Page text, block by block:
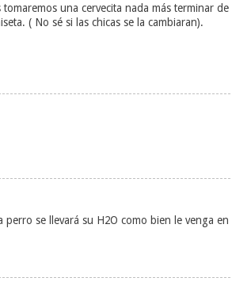
una cervecita nada más terminar de
( No sé si las chicas se la cambiaran).
se llevará su H2O como bien le venga en